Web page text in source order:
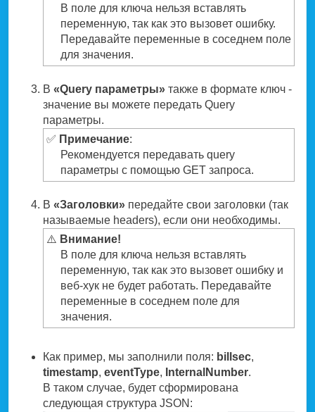
В поле для ключа нельзя вставлять
переменную, так как это вызовет ошибку.
Передавайте переменные в соседнем поле
для значения.
В «Query параметры» также в формате ключ -
значение вы можете передать Query
параметры.
✅ Примечание:
Рекомендуется передавать query
параметры с помощью GET запроса.
В «Заголовки» передайте свои заголовки (так
называемые headers), если они необходимы.
⚠️ Внимание!
В поле для ключа нельзя вставлять
переменную, так как это вызовет ошибку и
веб-хук не будет работать. Передавайте
переменные в соседнем поле для
значения.
Как пример, мы заполнили поля: billsec,
timestamp, eventType, InternalNumber.
В таком случае, будет сформирована
следующая структура JSON: